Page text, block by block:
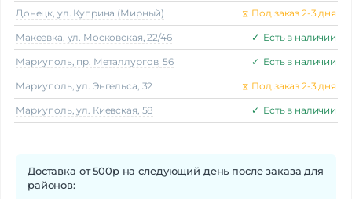
Донецк, ул. Куприна (Мирный) ⧖ Под заказ 2-3 дня
Макеeвка, ул. Московская, 22/46 ✓ Есть в наличии
Мариуполь, пр. Металлургов, 56 ✓ Есть в наличии
Мариуполь, ул. Энгельса, 32 ⧖ Под заказ 2-3 дня
Мариуполь, ул. Киевская, 58 ✓ Есть в наличии
Доставка от 500р на следующий день после заказа для
районов: